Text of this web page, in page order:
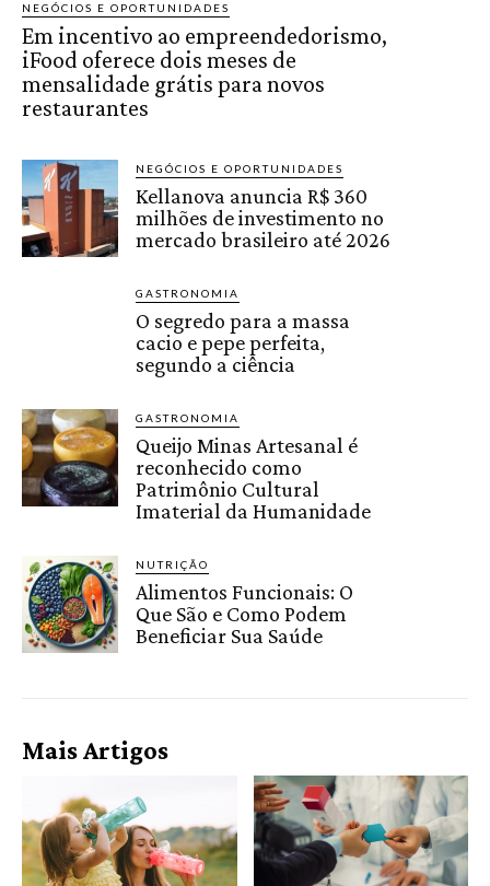
NEGÓCIOS E OPORTUNIDADES
Em incentivo ao empreendedorismo,
iFood oferece dois meses de
mensalidade grátis para novos
restaurantes
NEGÓCIOS E OPORTUNIDADES
Kellanova anuncia R$ 360
milhões de investimento no
mercado brasileiro até 2026
GASTRONOMIA
O segredo para a massa
cacio e pepe perfeita,
segundo a ciência
GASTRONOMIA
Queijo Minas Artesanal é
reconhecido como
Patrimônio Cultural
Imaterial da Humanidade
NUTRIÇÃO
Alimentos Funcionais: O
Que São e Como Podem
Beneficiar Sua Saúde
Mais Artigos